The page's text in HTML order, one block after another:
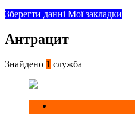
Зберегти данні Мої закладки
Антрацит
Знайдено 1 служба